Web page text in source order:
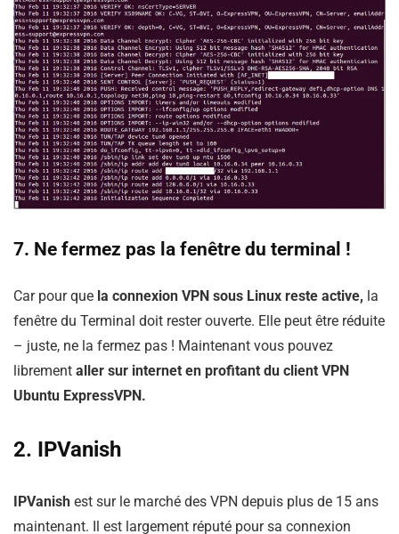
7. Ne fermez pas la fenêtre du terminal !
Car pour que la connexion VPN sous Linux reste active, la
fenêtre du Terminal doit rester ouverte. Elle peut être réduite
– juste, ne la fermez pas ! Maintenant vous pouvez
librement aller sur internet en profitant du client VPN
Ubuntu ExpressVPN.
2. IPVanish
IPVanish est sur le marché des VPN depuis plus de 15 ans
maintenant. Il est largement réputé pour sa connexion